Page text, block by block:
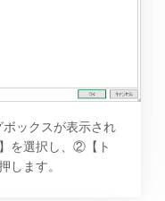
ボックスが表示され
を選択し、②【ト
します。